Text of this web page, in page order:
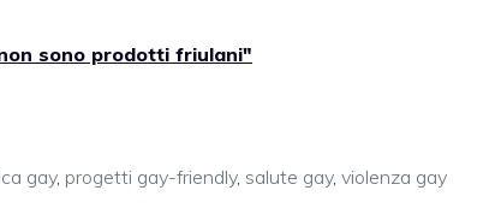
sono prodotti friulani"
gay, progetti gay-friendly, salute gay, violenza gay